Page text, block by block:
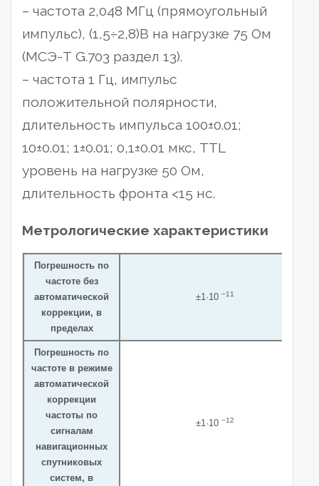
– частота 2,048 МГц (прямоугольный
импульс), (1,5÷2,8)В на нагрузке 75 Ом
(МСЭ-Т G.703 раздел 13).
– частота 1 Гц, импульс
положительной полярности,
длительность импульса 100±0.01;
10±0.01; 1±0.01; 0,1±0.01 мкс, TTL
уровень на нагрузке 50 Ом,
длительность фронта <15 нс.
Метрологические характеристики
Погрешность по
частоте без
автоматической
коррекции, в
пределах
±1·10 −11
Погрешность по
частоте в режиме
автоматической
коррекции
частоты по
сигналам
навигационных
спутниковых
систем, в
±1·10 −12